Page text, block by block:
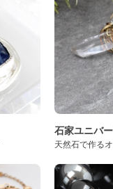
石家ユニバ
天然石で作る